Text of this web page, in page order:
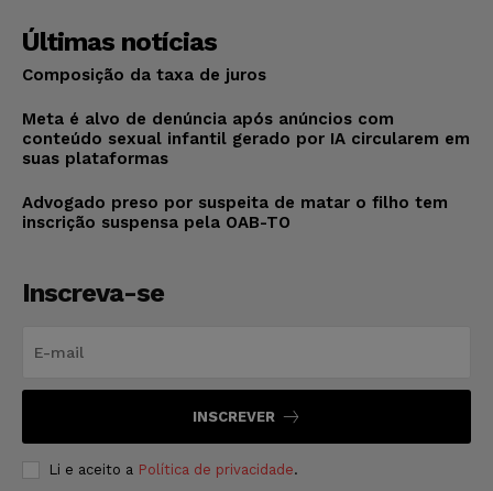
Últimas notícias
Composição da taxa de juros
Meta é alvo de denúncia após anúncios com
conteúdo sexual infantil gerado por IA circularem em
suas plataformas
Advogado preso por suspeita de matar o filho tem
inscrição suspensa pela OAB-TO
Inscreva-se
INSCREVER
Li e aceito a Política de privacidade.